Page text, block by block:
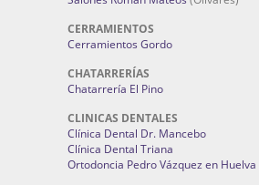
CERRAMIENTOS
Cerramientos Gordo
CHATARRERÍAS
Chatarrería El Pino
CLINICAS DENTALES
Clínica Dental Dr. Mancebo
Clínica Dental Triana
Ortodoncia Pedro Vázquez en Huelva